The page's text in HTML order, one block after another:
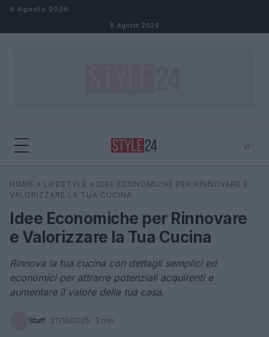
Salta al contenuto
8 Agosto 2026
8 Agosto 2026
⌕
Cerca ⌕ ×
HOME » LIFESTYLE » IDEE ECONOMICHE PER RINNOVARE E
VALORIZZARE LA TUA CUCINA
Idee Economiche per Rinnovare
e Valorizzare la Tua Cucina
Rinnova la tua cucina con dettagli semplici ed
economici per attrarre potenziali acquirenti e
aumentare il valore della tua casa.
Staff · 27/10/2025 · 3 min